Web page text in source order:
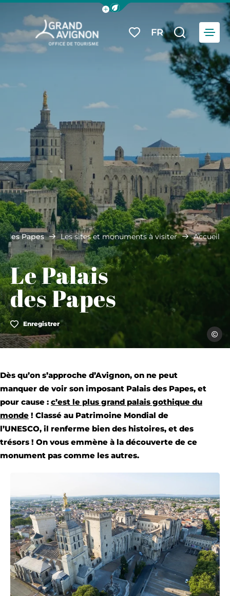
Afficher la barre de navigation du
Grand Avignon Tourisme
Mes favoris
FR
Je
Menu
Accueil
Les sites et monuments à visiter
des Papes
Le Palais
des Papes
Enregistrer
Dès qu’on s’approche d’Avignon, on ne peut
manquer de voir son imposant Palais des Papes, et
pour cause : c’est le plus grand palais gothique du
monde ! Classé au Patrimoine Mondial de
l’UNESCO, il renferme bien des histoires, et des
trésors ! On vous emmène à la découverte de ce
monument pas comme les autres.